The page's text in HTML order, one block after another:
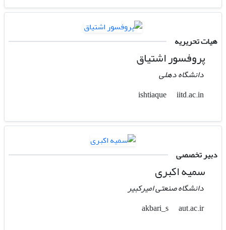
هیات تحریریه
پروفسور اشتیاق
دانشگاه دهلی
iitd.ac.in
دبیر تخصصی
سمیه اکبری
دانشگاه صنعتی امیرکبیر
akbari_s
aut.ac.ir